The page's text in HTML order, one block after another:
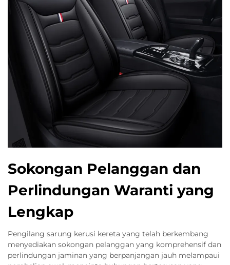
Sokongan Pelanggan dan
Perlindungan Waranti yang
Lengkap
Pengilang sarung kerusi kereta yang telah berkembang
menyediakan sokongan pelanggan yang komprehensif dan
perlindungan jaminan yang berpanjangan jauh melampaui